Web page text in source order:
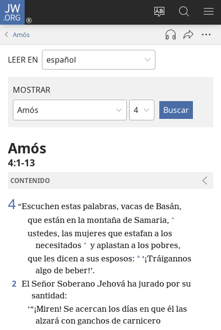
JW.ORG
Cambiar
idioma
del sitio
Iniciar
sesión
(abre
nueva
en
jw.org
Amós
LEER EN
MOSTRAR
Libro
la
Biblia
Capítulo
Amós
4:1-13
CONTENIDO
4 “Escuchen estas palabras, vacas de Basán,
que están en la montaña de Samaria, +
ustedes, las mujeres que estafan a los
necesitados + y aplastan a los pobres,
que les dicen a sus esposos: * ‘¡Tráigannos
algo de beber!’.
2 El Señor Soberano Jehová ha jurado por su
santidad:
‘“¡Miren! Se acercan los días en que él las
alzará con ganchos de carnicero